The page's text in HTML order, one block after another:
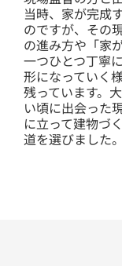
当時、家が完成
のですが、その
の進み方や「家
一つひとつ丁寧
形になっていく
残っています。
い頃に出会った
に立って建物づ
道を選びました。